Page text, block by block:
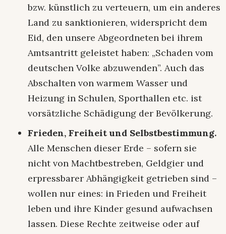
bzw. künstlich zu verteuern, um ein anderes
Land zu sanktionieren, widerspricht dem
Eid, den unsere Abgeordneten bei ihrem
Amtsantritt geleistet haben: „Schaden vom
deutschen Volke abzuwenden”. Auch das
Abschalten von warmem Wasser und
Heizung in Schulen, Sporthallen etc. ist
vorsätzliche Schädigung der Bevölkerung.
Frieden, Freiheit und Selbstbestimmung.
Alle Menschen dieser Erde – sofern sie
nicht von Machtbestreben, Geldgier und
erpressbarer Abhängigkeit getrieben sind –
wollen nur eines: in Frieden und Freiheit
leben und ihre Kinder gesund aufwachsen
lassen. Diese Rechte zeitweise oder auf